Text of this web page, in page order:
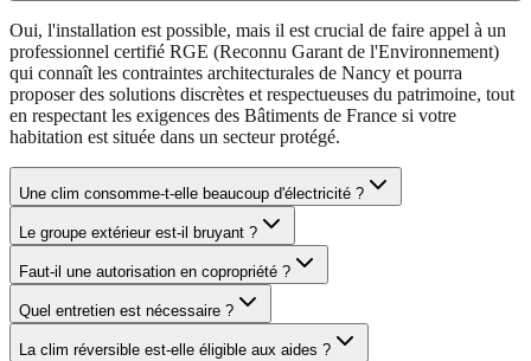
Oui, l'installation est possible, mais il est crucial de faire appel à un
professionnel certifié RGE (Reconnu Garant de l'Environnement)
qui connaît les contraintes architecturales de Nancy et pourra
proposer des solutions discrètes et respectueuses du patrimoine, tout
en respectant les exigences des Bâtiments de France si votre
habitation est située dans un secteur protégé.
Une clim consomme-t-elle beaucoup d'électricité ?
Le groupe extérieur est-il bruyant ?
Faut-il une autorisation en copropriété ?
Quel entretien est nécessaire ?
La clim réversible est-elle éligible aux aides ?